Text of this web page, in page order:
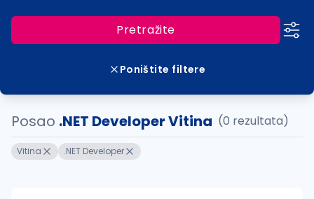
Pretražite
Poništite filtere
Posao .NET Developer Vitina (0 rezultata)
Vitina .NET Developer